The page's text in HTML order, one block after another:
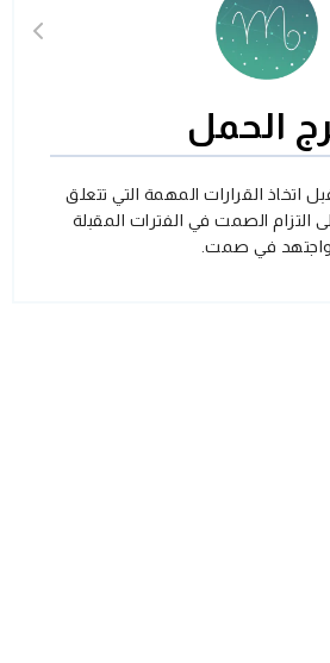
الحمل
اتخاذ القرارات المهمة التي تتعلق
التزام الصمت في الفترات المقبلة
واجتهد في صمت.